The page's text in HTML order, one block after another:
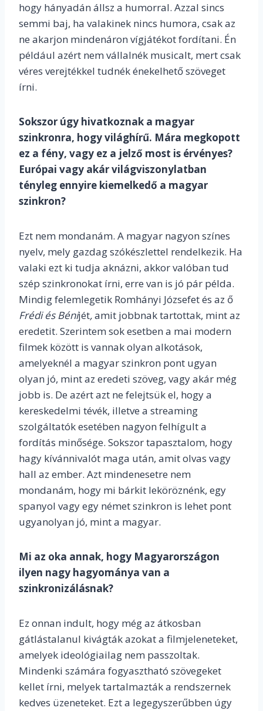
hogy hányadán állsz a humorral. Azzal sincs
semmi baj, ha valakinek nincs humora, csak az
ne akarjon mindenáron vígjátékot fordítani. Én
például azért nem vállalnék musicalt, mert csak
véres verejtékkel tudnék énekelhető szöveget
írni.
Sokszor úgy hivatkoznak a magyar
szinkronra, hogy világhírű. Mára megkopott
ez a fény, vagy ez a jelző most is érvényes?
Európai vagy akár világviszonylatban
tényleg ennyire kiemelkedő a magyar
szinkron?
Ezt nem mondanám. A magyar nagyon színes
nyelv, mely gazdag szókészlettel rendelkezik. Ha
valaki ezt ki tudja aknázni, akkor valóban tud
szép szinkronokat írni, erre van is jó pár példa.
Mindig felemlegetik Romhányi Józsefet és az ő
Frédi és Bénijét,amit jobbnak tartottak, mint az
eredetit. Szerintem sok esetben a mai modern
filmek között is vannak olyan alkotások,
amelyeknél a magyar szinkron pont ugyan
olyan jó, mint az eredeti szöveg, vagy akár még
jobb is. De azért azt ne felejtsük el, hogy a
kereskedelmi tévék, illetve a streaming
szolgáltatók esetében nagyon felhígult a
fordítás minősége. Sokszor tapasztalom, hogy
hagy kívánnivalót maga után, amit olvas vagy
hall az ember. Azt mindenesetre nem
mondanám, hogy mi bárkit leköröznénk, egy
spanyol vagy egy német szinkron is lehet pont
ugyanolyan jó, mint a magyar.
Mi az oka annak, hogy Magyarországon
ilyen nagy hagyománya van a
szinkronizálásnak?
Ez onnan indult, hogy még az átkosban
gátlástalanul kivágták azokat a filmjeleneteket,
amelyek ideológiailag nem passzoltak.
Mindenki számára fogyasztható szövegeket
kellet írni, melyek tartalmazták a rendszernek
kedves üzeneteket. Ezt a legegyszerűbben úgy